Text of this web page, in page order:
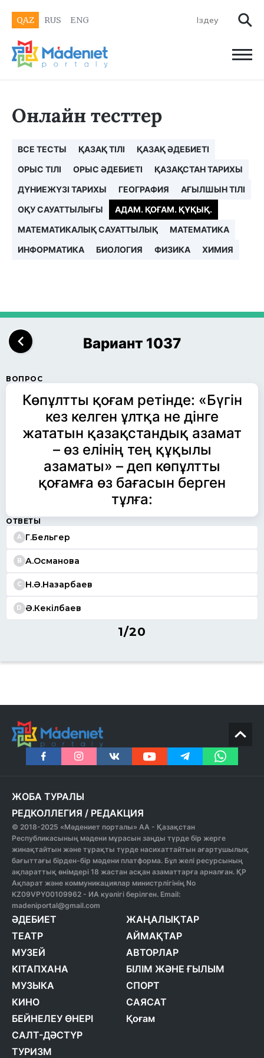
QAZ RUS ENG
Онлайн тесттер
ВСЕ ТЕСТЫ ҚАЗАҚ ТІЛІ
ҚАЗАҚ ӘДЕБИЕТІ
ОРЫС ТІЛІ
ОРЫС ӘДЕБИЕТІ
ҚАЗАҚСТАН ТАРИХЫ
ДҮНИЕЖҮЗІ ТАРИХЫ
ГЕОГРАФИЯ
АҒЫЛШЫН ТІЛІ
ОҚУ САУАТТЫЛЫҒЫ
АДАМ. ҚОҒАМ. ҚҰҚЫҚ.
МАТЕМАТИКАЛЫҚ САУАТТЫЛЫҚ
МАТЕМАТИКА
ИНФОРМАТИКА
БИОЛОГИЯ ФИЗИКА ХИМИЯ
Вариант 1037
ВОПРОС
Көпұлтты қоғам ретінде: «Бүгін
кез келген ұлтқа не дінге
жататын қазақстандық азамат
– өз елінің тең құқылы
азаматы» – деп көпұлтты
қоғамға өз бағасын берген
тұлға:
ОТВЕТЫ
A Г.Бельгер
B А.Османова
C Н.Ә.Назарбаев
D Ә.Кекілбаев
1/20
ЖОБА ТУРАЛЫ
РЕДКОЛЛЕГИЯ / РЕДАКЦИЯ
© 2018-2025 «Мәдениет порталы» АА - Қазақстан
Республикасының мәдени мұрасын заңды түрде бір жерге
жинақтайтын және тұрақты түрде насихаттайтын ағартушылық
бағыттағы бірден-бір мәдени платформа. Бұл желі ресурсының
ақпараттық өнімдері 18 жастан асқан азаматтарға арналған. ҚР
Ақпарат және коммуникациялар министрлігінің No
KZ09VPY00109962 - ИА куәлігі берілген. Email:
madeniportal@gmail.com
ӘДЕБИЕТ
ТЕАТР
МУЗЕЙ
КІТАПХАНА
МУЗЫКА
КИНО
БЕЙНЕЛЕУ ӨНЕРІ
САЛТ-ДӘСТҮР
ТУРИЗМ
ЖАҢАЛЫҚТАР
АЙМАҚТАР
АВТОРЛАР
БІЛІМ ЖӘНЕ ҒЫЛЫМ
СПОРТ
САЯСАТ
Қоғам